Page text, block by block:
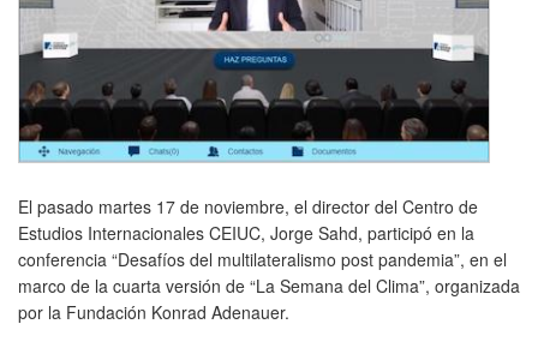
El pasado martes 17 de noviembre, el director del Centro de
Estudios Internacionales CEIUC, Jorge Sahd, participó en la
conferencia “Desafíos del multilateralismo post pandemia”, en el
marco de la cuarta versión de “La Semana del Clima”, organizada
por la Fundación Konrad Adenauer.